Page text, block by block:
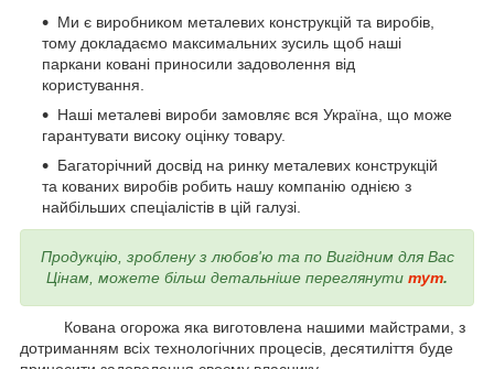
Ми є виробником металевих конструкцій та виробів,
тому докладаємо максимальних зусиль щоб наші
паркани ковані приносили задоволення від
користування.
Наші металеві вироби замовляє вся Україна, що може
гарантувати високу оцінку товару.
Багаторічний досвід на ринку металевих конструкцій
та кованих виробів робить нашу компанію однією з
найбільших спеціалістів в цій галузі.
Продукцію, зроблену з любов'ю та по Вигідним для Вас
Цінам, можете більш детальніше переглянути тут.
Кована огорожа яка виготовлена нашими майстрами, з
дотриманням всіх технологічних процесів, десятиліття буде